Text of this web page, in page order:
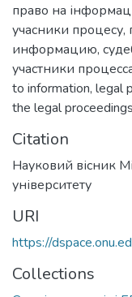
право на
учасники процесу,
информацию,
участники
to information, legal
the legal proceedings
Citation
Науковий вісник
університету
URI
https://
Collections